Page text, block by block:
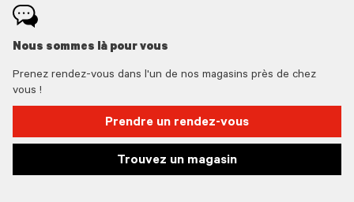
Nous sommes là pour vous
Prenez rendez-vous dans l'un de nos magasins près de chez
vous !
Prendre un rendez-vous
Trouvez un magasin